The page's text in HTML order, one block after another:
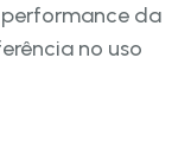
da
no uso